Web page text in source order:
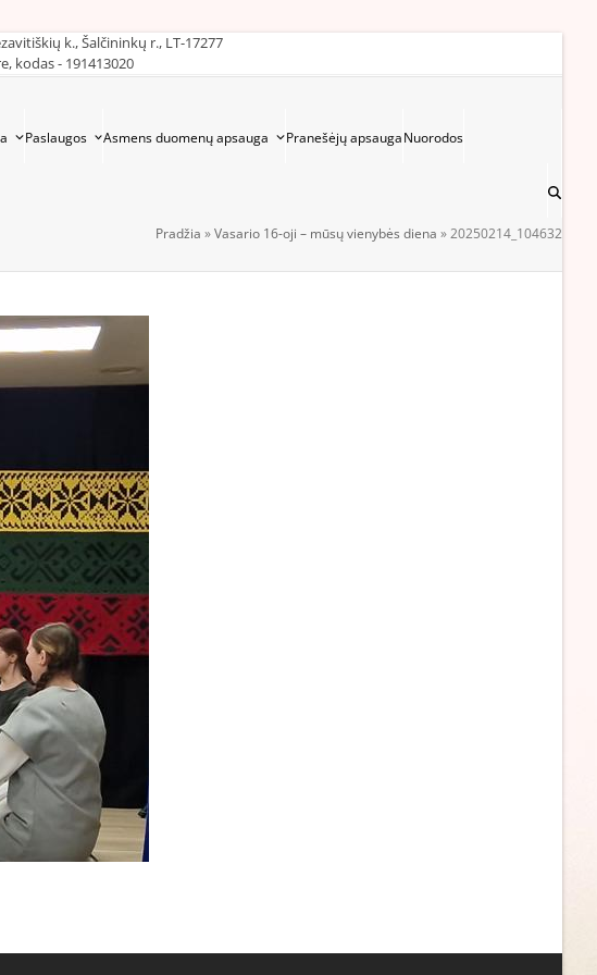
k., Šalčininkų r., LT-17277
kodas - 191413020
Paslaugos Asmens duomenų apsauga Pranešėjų apsaugaNuorodos
Pradžia »Vasario 16-oji – mūsų vienybės diena »20250214_104632